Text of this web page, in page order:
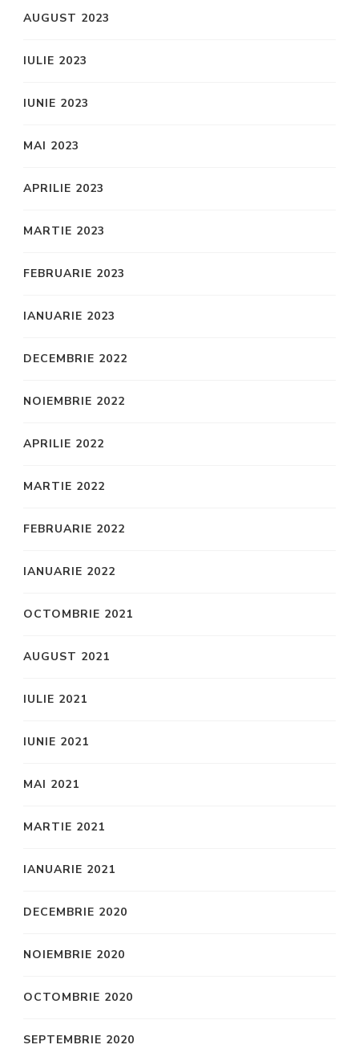
AUGUST 2023
IULIE 2023
IUNIE 2023
MAI 2023
APRILIE 2023
MARTIE 2023
FEBRUARIE 2023
IANUARIE 2023
DECEMBRIE 2022
NOIEMBRIE 2022
APRILIE 2022
MARTIE 2022
FEBRUARIE 2022
IANUARIE 2022
OCTOMBRIE 2021
AUGUST 2021
IULIE 2021
IUNIE 2021
MAI 2021
MARTIE 2021
IANUARIE 2021
DECEMBRIE 2020
NOIEMBRIE 2020
OCTOMBRIE 2020
SEPTEMBRIE 2020